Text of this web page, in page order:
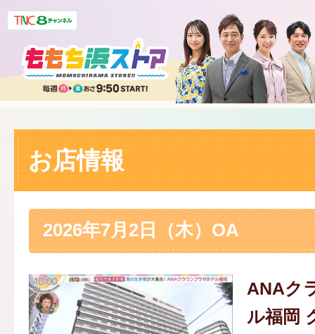
お店情報
2026年7月2日（木）OA
ANAク
ル福岡